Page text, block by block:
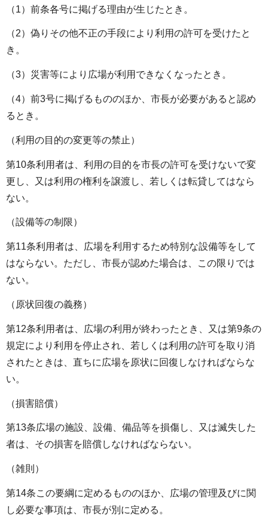
（1）前条各号に掲げる理由が生じたとき。
（2）偽りその他不正の手段により利用の許可を受けたと
き。
（3）災害等により広場が利用できなくなったとき。
（4）前3号に掲げるもののほか、市長が必要があると認め
るとき。
（利用の目的の変更等の禁止）
第10条利用者は、利用の目的を市長の許可を受けないで変
更し、又は利用の権利を譲渡し、若しくは転貸してはなら
ない。
（設備等の制限）
第11条利用者は、広場を利用するため特別な設備等をして
はならない。ただし、市長が認めた場合は、この限りでは
ない。
（原状回復の義務）
第12条利用者は、広場の利用が終わったとき、又は第9条の
規定により利用を停止され、若しくは利用の許可を取り消
されたときは、直ちに広場を原状に回復しなければならな
い。
（損害賠償）
第13条広場の施設、設備、備品等を損傷し、又は滅失した
者は、その損害を賠償しなければならない。
（雑則）
第14条この要綱に定めるもののほか、広場の管理及びに関
し必要な事項は、市長が別に定める。